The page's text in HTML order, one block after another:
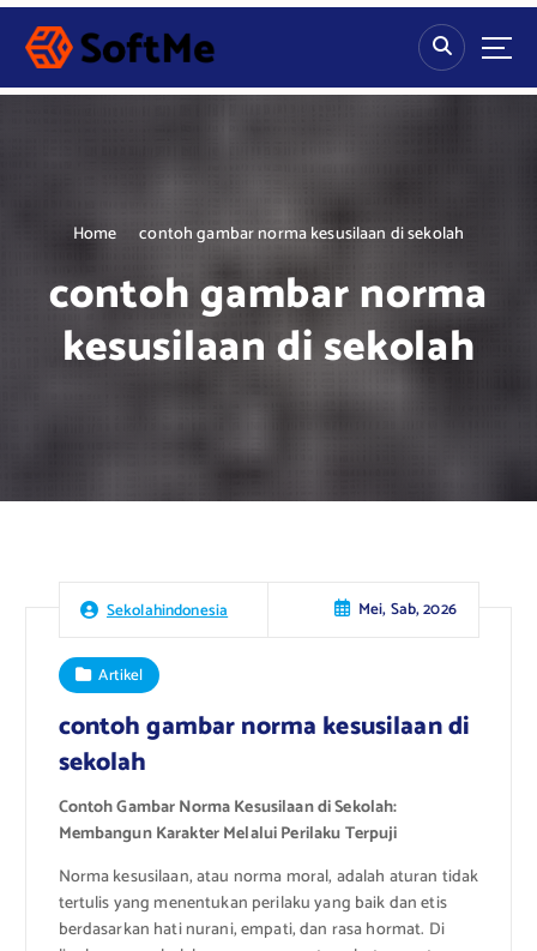
S
p
Home contoh gambar norma kesusilaan di sekolah
contoh gambar norma
kesusilaan di sekolah
Sekolahindonesia Mei, Sab, 2026
Artikel
contoh gambar norma kesusilaan di
sekolah
Contoh Gambar Norma Kesusilaan di Sekolah:
Membangun Karakter Melalui Perilaku Terpuji
Norma kesusilaan, atau norma moral, adalah aturan tidak
tertulis yang menentukan perilaku yang baik dan etis
berdasarkan hati nurani, empati, dan rasa hormat. Di